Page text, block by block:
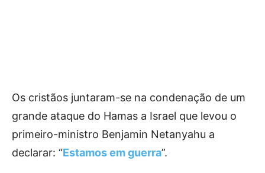
Os cristãos juntaram-se na condenação de um
grande ataque do Hamas a Israel que levou o
primeiro-ministro Benjamin Netanyahu a
declarar: “Estamos em guerra”.